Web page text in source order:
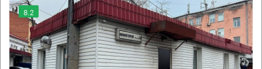
8.2